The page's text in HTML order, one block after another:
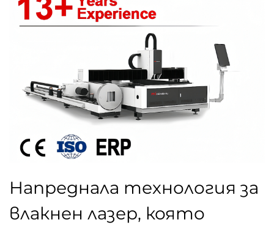
Напреднала технология за
влакнен лазер, която